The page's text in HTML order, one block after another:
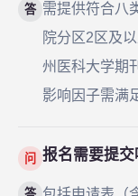
答 需提供符合八
院分区2区及
州医科大学期
影响因子需满
问 报名需要提交